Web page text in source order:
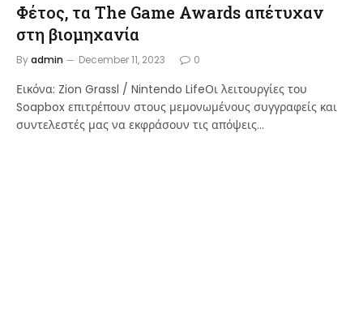
Φέτος, τα The Game Awards απέτυχαν
στη βιομηχανία
Byadmin December 11, 2023 0
Εικόνα: Zion Grassl / Nintendo LifeΟι λειτουργίες του
Soapbox επιτρέπουν στους μεμονωμένους συγγραφείς και
συντελεστές μας να εκφράσουν τις απόψεις…